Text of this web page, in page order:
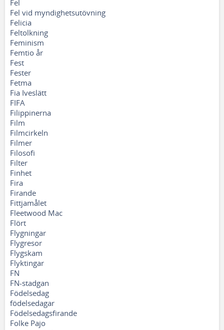
Fel
Fel vid myndighetsutövning
Felicia
Feltolkning
Feminism
Femtio år
Fest
Fester
Fetma
Fia Iveslätt
FIFA
Filippinerna
Film
Filmcirkeln
Filmer
Filosofi
Filter
Finhet
Fira
Firande
Fittjamålet
Fleetwood Mac
Flört
Flygningar
Flygresor
Flygskam
Flyktingar
FN
FN-stadgan
Födelsedag
födelsedagar
Födelsedagsfirande
Folke Pajo